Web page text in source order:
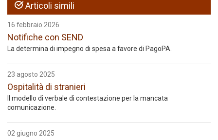
Articoli simili
16 febbraio 2026
Notifiche con SEND
La determina di impegno di spesa a favore di PagoPA.
23 agosto 2025
Ospitalità di stranieri
Il modello di verbale di contestazione per la mancata
comunicazione.
02 giugno 2025